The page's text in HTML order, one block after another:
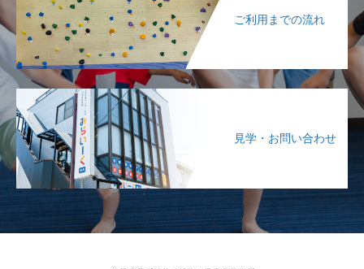
ご利用までの流れ
見学・お問い合わせ